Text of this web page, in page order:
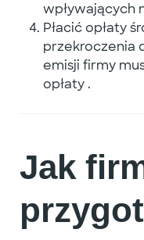
wpływających
Płacić opłaty
przekroczenia
emisji firmy
opłaty .
Jak